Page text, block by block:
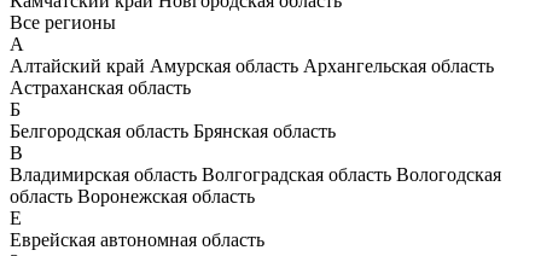
Все регионы
А
Алтайский край Амурская область Архангельская область
Астраханская область
Б
Белгородская область Брянская область
В
Владимирская область Волгоградская область Вологодская
область Воронежская область
Е
Еврейская автономная область